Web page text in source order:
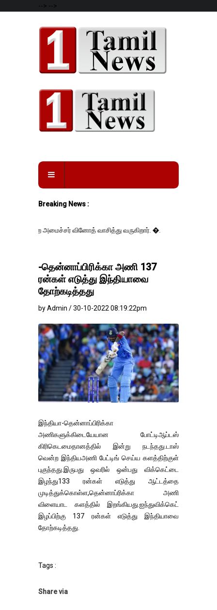
--> -->
Breaking News :
வினோத் வாசித்து வருகிறார். �.
-தென்னாப்பிரிக்கா அணி 137
ரன்கள் எடுத்து இந்தியாவை
தோற்கடித்தது
by Admin / 30-10-2022 08:19:22pm
இந்தியா-தென்னாப்பிரிக்கா
அணிகளுக்கிடையேயான போட்டிஆப்டஸ்
கிரிகெடமைதானத்தில் இன்று நடந்தது.டாஸ்
வென்ற இந்தியஅணி பேட்டிங் செய்ய களத்திற்குள்
புகுந்தது.இருபது ஒவரில் ஒன்பது விக்கெட்டை
இழந்து133 ரன்கள் எடுத்து ஆட்டத்தை
முடித்துக்கொள்ள,தென்னாப்ரிக்கா அணி
விளையாட களத்தில் இறங்கியது.ஐந்துவிக்கெட்
இழப்பிற்கு 137 ரன்கள் எடுத்து இந்தியாவை
தோற்கடித்தது.
Tags :
Share via